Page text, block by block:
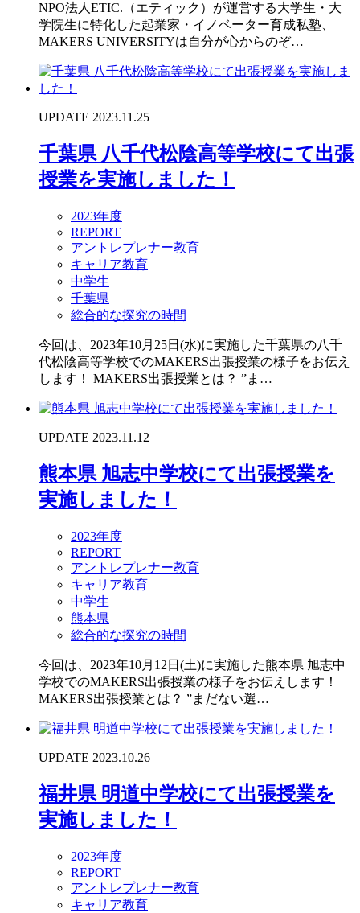
NPO法人ETIC.（エティック）が運営する大学生・大
学院生に特化した起業家・イノベーター育成私塾、
MAKERS UNIVERSITYは自分が心からのぞ…
UPDATE 2023.11.25
千葉県 八千代松陰高等学校にて出張
授業を実施しました！
2023年度
REPORT
アントレプレナー教育
キャリア教育
中学生
千葉県
総合的な探究の時間
今回は、2023年10月25日(水)に実施した千葉県の八千
代松陰高等学校でのMAKERS出張授業の様子をお伝え
します！ MAKERS出張授業とは？ ”ま…
UPDATE 2023.11.12
熊本県 旭志中学校にて出張授業を
実施しました！
2023年度
REPORT
アントレプレナー教育
キャリア教育
中学生
熊本県
総合的な探究の時間
今回は、2023年10月12日(土)に実施した熊本県 旭志中
学校でのMAKERS出張授業の様子をお伝えします！
MAKERS出張授業とは？ ”まだない選…
UPDATE 2023.10.26
福井県 明道中学校にて出張授業を
実施しました！
2023年度
REPORT
アントレプレナー教育
キャリア教育